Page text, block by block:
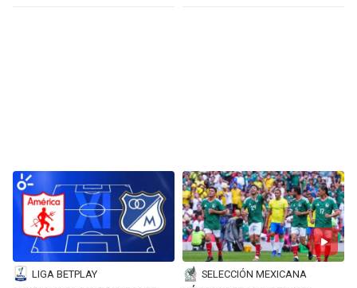
LIGA BETPLAY SELECCIÓN MEXICANA